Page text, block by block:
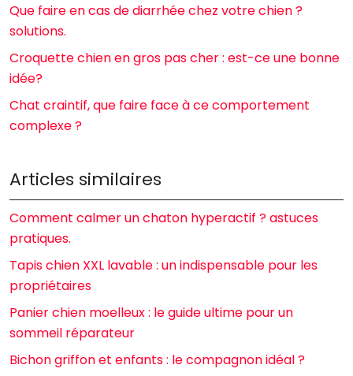
Que faire en cas de diarrhée chez votre chien ?
solutions.
Croquette chien en gros pas cher : est-ce une bonne
idée?
Chat craintif, que faire face à ce comportement
complexe ?
Articles similaires
Comment calmer un chaton hyperactif ? astuces
pratiques.
Tapis chien XXL lavable : un indispensable pour les
propriétaires
Panier chien moelleux : le guide ultime pour un
sommeil réparateur
Bichon griffon et enfants : le compagnon idéal ?